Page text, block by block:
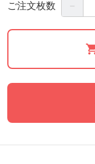
ご注文枚数 －